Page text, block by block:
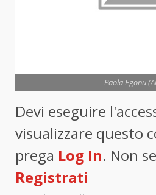
Paola Egonu
Devi eseguire
visualizzare questo
prega Log In. Non
Registrati